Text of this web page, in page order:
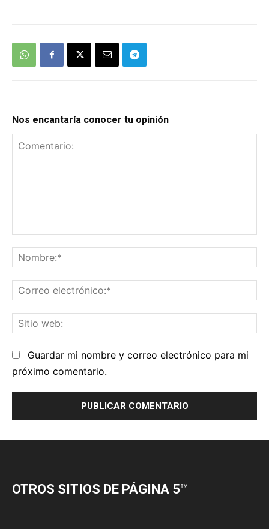
OTROS SITIOS DE PÁGINA 5™